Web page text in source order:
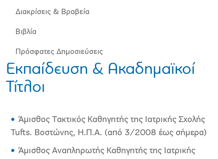
Διακρίσεις & Βραβεία
Βιβλία
Πρόσφατες Δημοσιεύσεις
Εκπαίδευση & Ακαδημαϊκοί
Τίτλοι
Άμισθος Τακτικός Καθηγητής της Ιατρικής Σχολής
Tufts. Βοστώνης, Η.Π.Α. (από 3/2008 έως σήμερα)
Άμισθος Αναπληρωτής Καθηγητής της Ιατρικής